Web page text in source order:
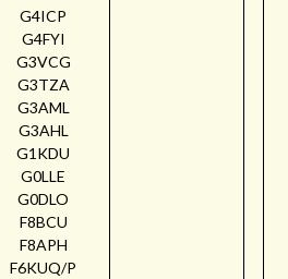
G4ICP
G4FYI
G3VCG
G3TZA
G3AML
G3AHL
G1KDU
G0LLE
G0DLO
F8BCU
F8APH
F6KUQ/P